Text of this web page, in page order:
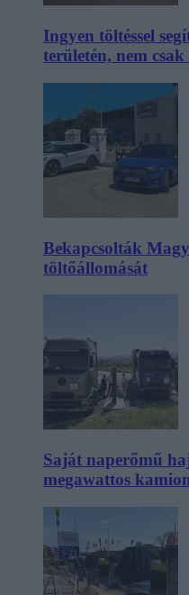
Ingyen töltéssel
területén, nem
Bekapcsolták
töltőállomását
Saját naperőmű
megawattos